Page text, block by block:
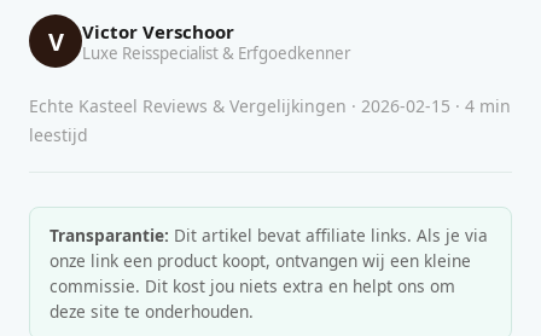
V Victor Verschoor
Luxe Reisspecialist & Erfgoedkenner
Echte Kasteel Reviews & Vergelijkingen · 2026-02-15 · 4 min
leestijd
Transparantie: Dit artikel bevat affiliate links. Als je via
onze link een product koopt, ontvangen wij een kleine
commissie. Dit kost jou niets extra en helpt ons om
deze site te onderhouden.